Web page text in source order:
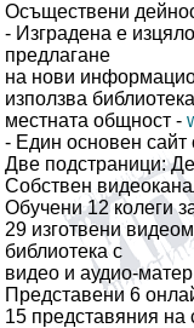
Осъществени
- Изградена е
предлагане
на нови
използва
местната общност -
- Един основен сайт
Две подстраници:
Собствен
Обучени 12 колеги
29 изготвени
библиотека с
видео и аудио-
Представени 6
15 представяния на